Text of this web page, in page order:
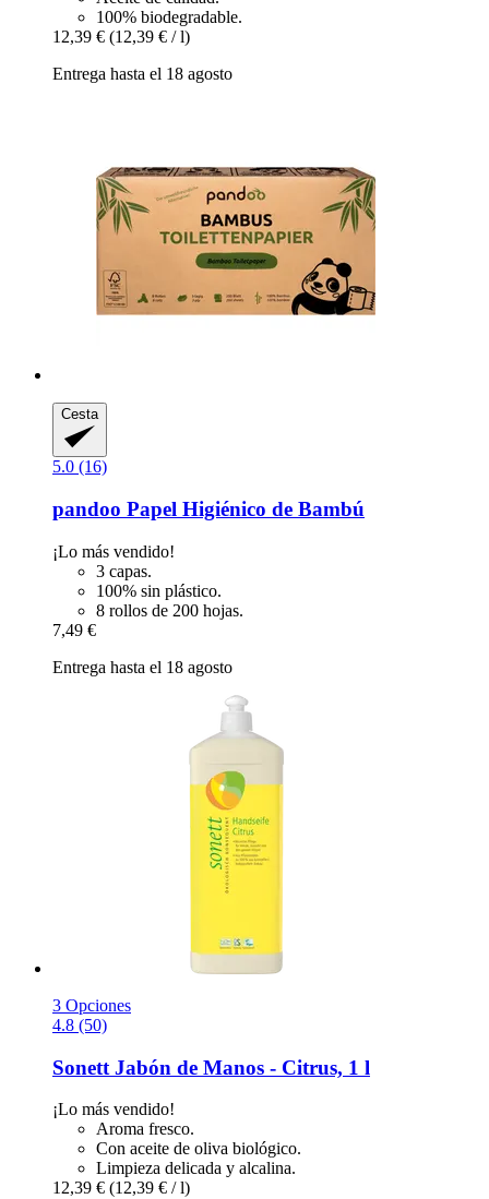
100% biodegradable.
12,39 € (12,39 € / l)
Entrega hasta el 18 agosto
Cesta
5.0 (16)
pandoo Papel Higiénico de Bambú
¡Lo más vendido!
3 capas.
100% sin plástico.
8 rollos de 200 hojas.
7,49 €
Entrega hasta el 18 agosto
3 Opciones
4.8 (50)
Sonett Jabón de Manos -​ Citrus, 1 l
¡Lo más vendido!
Aroma fresco.
Con aceite de oliva biológico.
Limpieza delicada y alcalina.
12,39 € (12,39 € / l)